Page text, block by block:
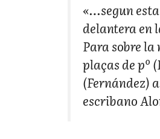
«…segun
delantera en
Para sobre
plaças de pº
(Fernández)
escribano